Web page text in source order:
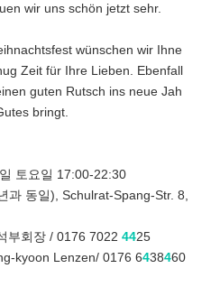
wir uns schön jetzt sehr.
wünschen wir Ihne
Zeit für Ihre Lieben. Ebenfall
guten Rutsch ins neue Jah
bringt.
토요일 17:00-22:30
과 동일), Schulrat-Spang-Str. 8,
부회장 / 0176 7022 4425
Lenzen/ 0176 6438460